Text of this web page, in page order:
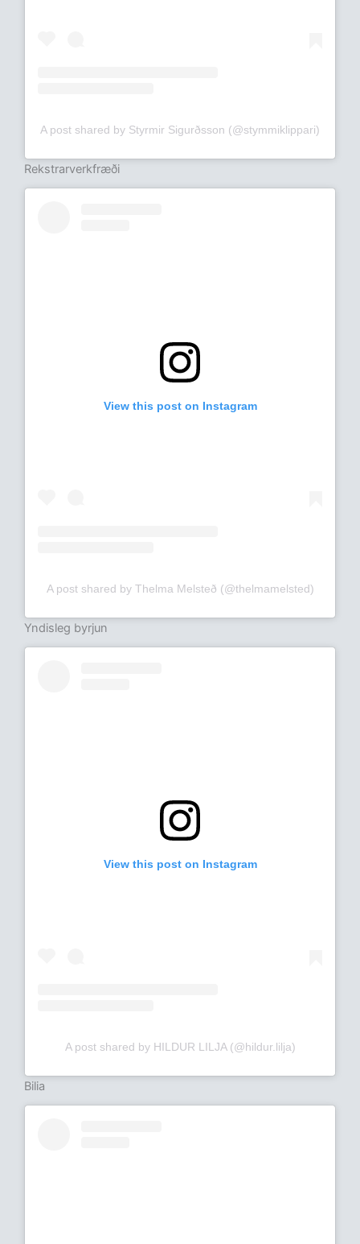
A post shared by Styrmir Sigurðsson (@stymmiklippari)
Rekstrarverkfræði
View this post on Instagram
A post shared by Thelma Melsteð (@thelmamelsted)
Yndisleg byrjun
View this post on Instagram
A post shared by HILDUR LILJA (@hildur.lilja)
Bilia